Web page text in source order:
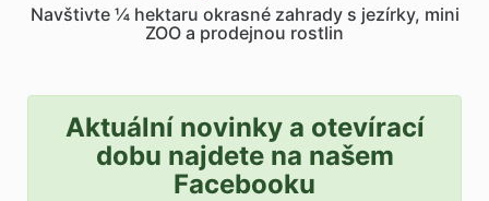
Navštivte ¼ hektaru okrasné zahrady s jezírky, mini
ZOO a prodejnou rostlin
Aktuální novinky a otevírací
dobu najdete na našem
Facebooku